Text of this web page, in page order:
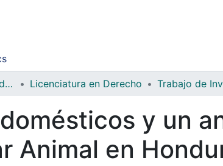
Facultad de Ciencias Administrativas y Sociales Licenciatura en Derecho Trabajo de
y un
Animal en